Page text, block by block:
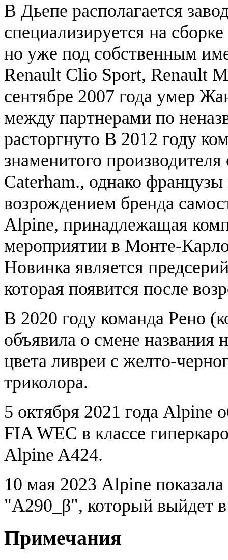
В Дьепе располагается
специализируется на
но уже под собственным
Renault Clio Sport, Renault
сентябре 2007 года умер
между партнерами по
расторгнуто В 2012 году
знаменитого
Caterham., однако
возрождением бренда
Alpine, принадлежащая
мероприятии в Монте-
Новинка является
которая появится после
В 2020 году команда Рено
объявила о смене
цвета ливреи с желто-
триколора.
5 октября 2021 года Alpine
FIA WEC в классе
Alpine A424.
10 мая 2023 Alpine
"A290_β", который выйдет
Примечания